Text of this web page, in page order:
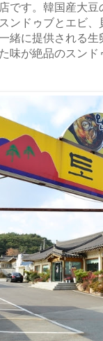
です。韓国産大
ンドゥブとエビ
緒に提供される
味が絶品のスン